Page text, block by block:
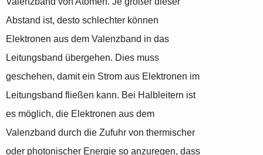
Abstand ist, desto schlechter können
Elektronen aus dem Valenzband in das
Leitungsband übergehen. Dies muss
geschehen, damit ein Strom aus Elektronen im
Leitungsband fließen kann. Bei Halbleitern ist
es möglich, die Elektronen aus dem
Valenzband durch die Zufuhr von thermischer
oder photonischer Energie so anzuregen, dass